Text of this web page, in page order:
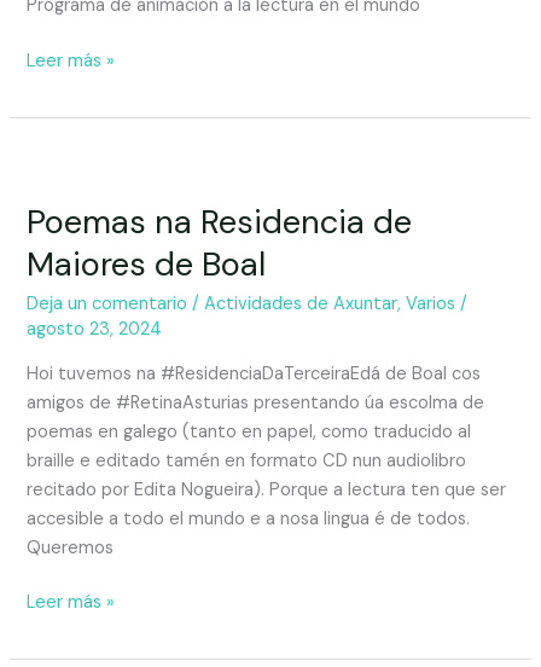
Programa de animación a la lectura en el mundo
Leer más »
Poemas na Residencia de
Maiores de Boal
Deja un comentario /Actividades de Axuntar,Varios /
agosto 23, 2024
Hoi tuvemos na #ResidenciaDaTerceiraEdá de Boal cos
amigos de #RetinaAsturias presentando úa escolma de
poemas en galego (tanto en papel, como traducido al
braille e editado tamén en formato CD nun audiolibro
recitado por Edita Nogueira). Porque a lectura ten que ser
accesible a todo el mundo e a nosa lingua é de todos.
Queremos
Leer más »